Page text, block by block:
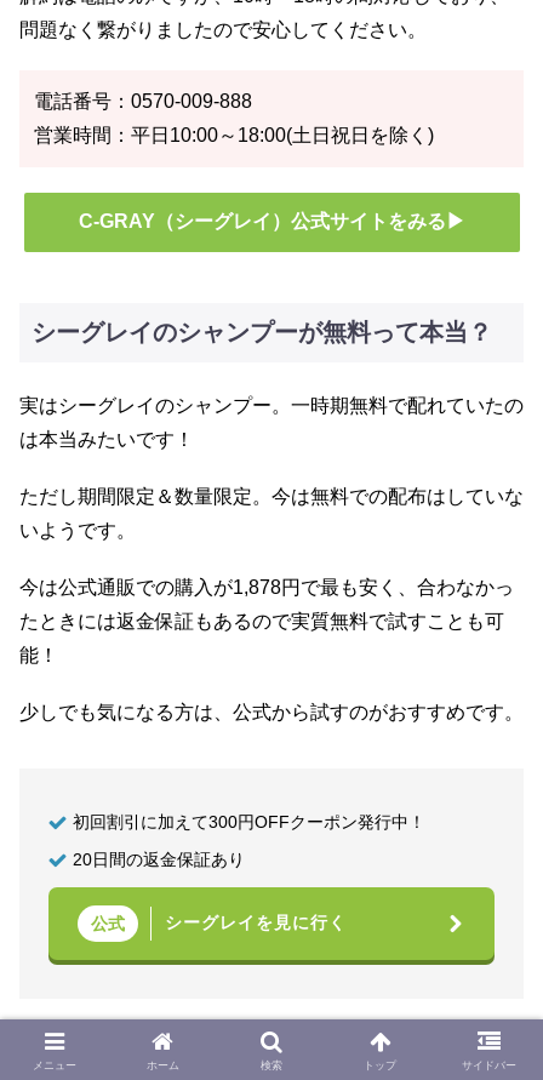
問題なく繋がりましたので安心してください。
電話番号：0570-009-888
営業時間：平日10:00～18:00(土日祝日を除く)
C-GRAY（シーグレイ）公式サイトをみる▶
シーグレイのシャンプーが無料って本当？
実はシーグレイのシャンプー。一時期無料で配れていたの
は本当みたいです！
ただし期間限定＆数量限定。今は無料での配布はしていな
いようです。
今は公式通販での購入が1,878円で最も安く、合わなかっ
たときには返金保証もあるので実質無料で試すことも可
能！
少しでも気になる方は、公式から試すのがおすすめです。
初回割引に加えて300円OFFクーポン発行中！
20日間の返金保証あり
公式 シーグレイを見に行く
まとめ シーグレイ炭酸シャンプーは
メニュー ホーム 検索 トップ サイドバー